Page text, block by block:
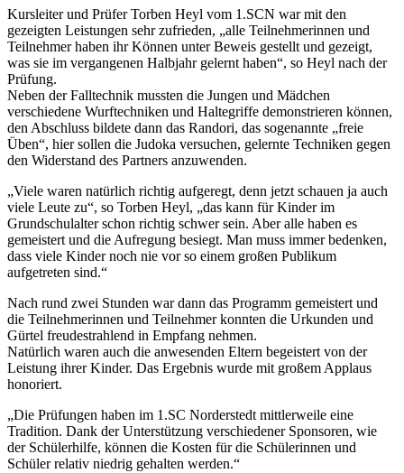
Kursleiter und Prüfer Torben Heyl vom 1.SCN war mit den
gezeigten Leistungen sehr zufrieden, „alle Teilnehmerinnen und
Teilnehmer haben ihr Können unter Beweis gestellt und gezeigt,
was sie im vergangenen Halbjahr gelernt haben“, so Heyl nach der
Prüfung.
Neben der Falltechnik mussten die Jungen und Mädchen
verschiedene Wurftechniken und Haltegriffe demonstrieren können,
den Abschluss bildete dann das Randori, das sogenannte „freie
Üben“, hier sollen die Judoka versuchen, gelernte Techniken gegen
den Widerstand des Partners anzuwenden.
„Viele waren natürlich richtig aufgeregt, denn jetzt schauen ja auch
viele Leute zu“, so Torben Heyl, „das kann für Kinder im
Grundschulalter schon richtig schwer sein. Aber alle haben es
gemeistert und die Aufregung besiegt. Man muss immer bedenken,
dass viele Kinder noch nie vor so einem großen Publikum
aufgetreten sind.“
Nach rund zwei Stunden war dann das Programm gemeistert und
die Teilnehmerinnen und Teilnehmer konnten die Urkunden und
Gürtel freudestrahlend in Empfang nehmen.
Natürlich waren auch die anwesenden Eltern begeistert von der
Leistung ihrer Kinder. Das Ergebnis wurde mit großem Applaus
honoriert.
„Die Prüfungen haben im 1.SC Norderstedt mittlerweile eine
Tradition. Dank der Unterstützung verschiedener Sponsoren, wie
der Schülerhilfe, können die Kosten für die Schülerinnen und
Schüler relativ niedrig gehalten werden.“